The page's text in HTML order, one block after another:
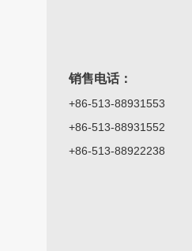
销售电话：
+86-513-88931553
+86-513-88931552
+86-513-88922238